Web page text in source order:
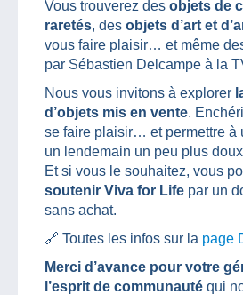
Vous trouverez des objets de
raretés, des objets d’art et
vous faire plaisir… et même
par Sébastien Delcampe à la
Nous vous invitons à explorer
d’objets mis en vente.
se faire plaisir… et permettre à
un lendemain un peu plus
Et si vous le souhaitez, vous
soutenir Viva for Life par un
sans achat.
🔗 Toutes les infos sur la page
Merci d’avance pour votre
l’esprit de communauté qui